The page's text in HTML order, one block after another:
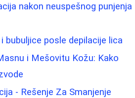
nakon neuspešnog punjenja
bubuljice posle depilacije lica
i Mešovitu Kožu: Kako
- Rešenje Za Smanjenje